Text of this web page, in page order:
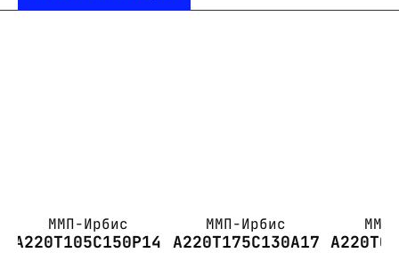
ММП-Ирбис
А220Т105С150Р14
ММП-Ирбис
А220Т175С130А17